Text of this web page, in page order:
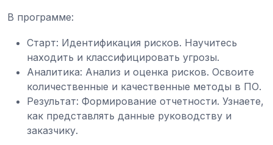
В программе:
Старт: Идентификация рисков. Научитесь
находить и классифицировать угрозы.
Аналитика: Анализ и оценка рисков. Освоите
количественные и качественные методы в ПО.
Результат: Формирование отчетности. Узнаете,
как представлять данные руководству и
заказчику.